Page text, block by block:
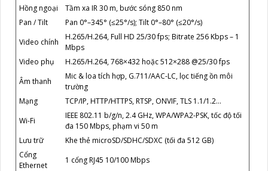
Hồng ngoại
Tầm xa IR 30 m, bước sóng 850 nm
Pan / Tilt
Pan 0°–345° (≤25°/s); Tilt 0°–80° (≤20°/s)
Video chính
H.265/H.264, Full HD 25/30 fps; Bitrate 256 Kbps – 1
Mbps
Video phụ
H.265/H.264, 768×432 hoặc 512×288 @25/30 fps
Âm thanh
Mic & loa tích hợp, G.711/AAC-LC, lọc tiếng ồn môi
trường
Mạng
TCP/IP, HTTP/HTTPS, RTSP, ONVIF, TLS 1.1/1.2…
Wi-Fi
IEEE 802.11 b/g/n, 2.4 GHz, WPA/WPA2-PSK, tốc độ tối
đa 150 Mbps, phạm vi 50 m
Lưu trữ
Khe thẻ microSD/SDHC/SDXC (tối đa 512 GB)
Cổng
Ethernet
1 cổng RJ45 10/100 Mbps